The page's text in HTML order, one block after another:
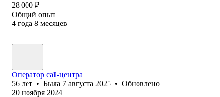
28 000 ₽
Общий опыт
4 года 8 месяцев
Оператор call-центра
56 лет • Была 7 августа 2025 • Обновлено
20 ноября 2024